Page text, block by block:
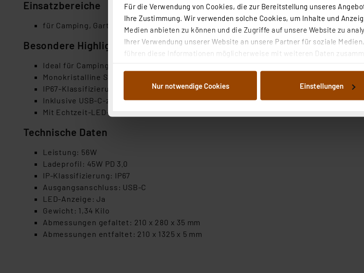
Für die Verwendung von Cookies, die zur Bereitstellung unseres
Ihre Zustimmung. Wir verwenden solche Cookies, um Inhalte und
Medien anbieten zu können und die Zugriffe auf unsere Website zu
Ihrer Verwendung unserer Website an unsere Partner für soziale
führen diese Informationen möglicherweise mit weiteren Daten
Weiterverarbeitung für die nachfolgend dargestellten bzw. die von
Abs.1a DSG-VO) zu. Eine detaillierte Auflistung der einzelnen Cookies
„Einige Drittanbieter verarbeiten personenbezogene Daten in den USA.
dieser Drittanbieter umfasst daher ggf. auch die Verarbeitung Ihrer Daten
Datenschutz nach EU-Standards eingestuft wird. So besteht etwa das
Daten in Überwachungsprogrammen verarbeiten, ohne dass hiergegen
Nur notwendige Cookies Einstellungen
Einsatzbereiche
für Camping, Garten, Freizeit und Hobby
Besondere Highlights
Ideal für Camping und Reisen, mit einem praktischen magnetischen Tragegriff
Monokristalline Sunpower-Zellen zur effizient und schnellen Energieaufnahme
IP67-Klassifizierung für Wetterschutz
Inklusive USB-C-zu-USB-A-Adapter
Mit Echtzeit-LED-Anzeige
Technische Daten
Leistung: 56W
Ladeprofil: 45W PD 3.0
IP-Klassifizierung: IP67
Ausgangsanschluss: USB-C
LED-Anzeige: Ja
Gewicht: 1,34 Kilo
Abmessungen gefaltet: 210 x 280 x 35 mm
Abmessungen entfaltet: 210 x 1325 x 5 mm